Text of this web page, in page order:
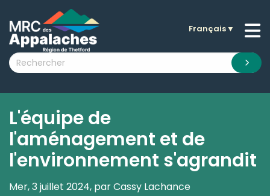
submenu (La MRC )
submenu (Citoyens )
submenu (Nouvelles )
submenu (Documentation )
Français▼
L'équipe de
l'aménagement et de
l'environnement s'agrandit
Mer, 3 juillet 2024, par Cassy Lachance